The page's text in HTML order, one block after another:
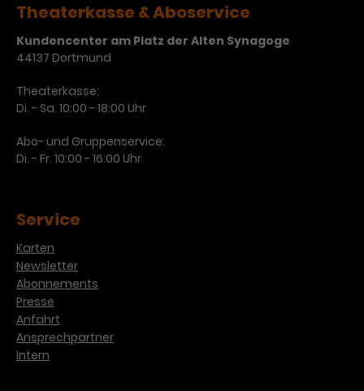
Theaterkasse & Aboservice
Kundencenter am Platz der Alten Synagoge
44137 Dortmund
Theaterkasse:
Di. - Sa. 10:00 - 18:00 Uhr
Abo- und Gruppenservice:
Di. - Fr. 10:00 - 16:00 Uhr
Service
Karten
Newsletter
Abonnements
Presse
Anfahrt
Ansprechpartner
Intern